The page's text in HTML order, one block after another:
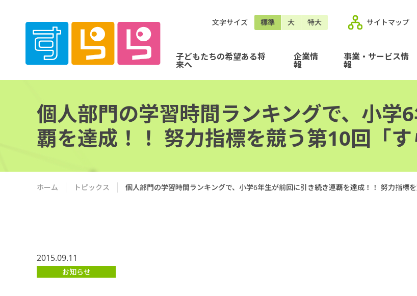
文字サイズ 標準 大 特大 サイトマップ
子どもたちの希望ある将
来へ
企業情
報
事業・サービス情
報
個人部門の学習時間ランキングで、小学
覇を達成！！ 努力指標を競う第10回「
ホーム トピックス 個人部門の学習時間ランキングで、小学6年生が前回に引き続き連覇を達成！！ 努力指標
2015.09.11
お知らせ